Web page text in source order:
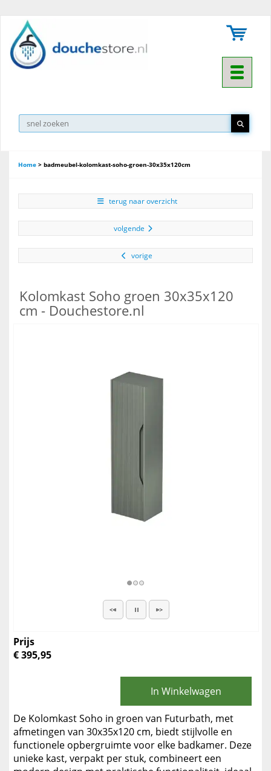
Toggle
Home > badmeubel-kolomkast-soho-groen-30x35x120cm
terug naar overzicht
volgende
vorige
Kolomkast Soho groen 30x35x120
cm - Douchestore.nl
Prijs
€ 395,95
In Winkelwagen
De Kolomkast Soho in groen van Futurbath, met
afmetingen van 30x35x120 cm, biedt stijlvolle en
functionele opbergruimte voor elke badkamer. Deze
unieke kast, verpakt per stuk, combineert een